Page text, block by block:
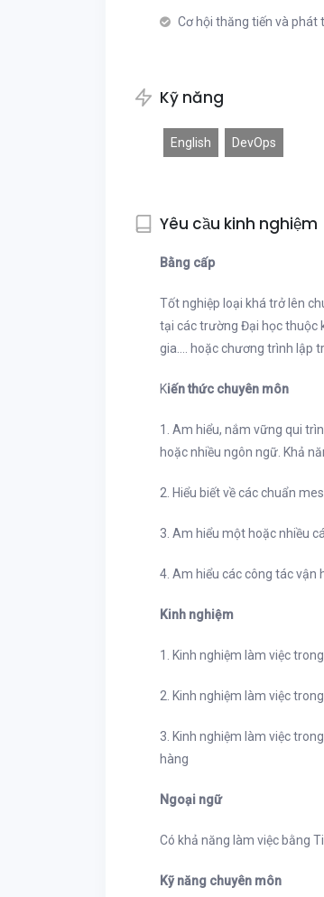
Cơ hội thăng tiến và phát
Kỹ năng
English DevOps
Yêu cầu kinh nghiệm
Bằng cấp
Tốt nghiệp loại khá trở lên
tại các trường Đại học thuộc
gia…. hoặc chương trình lập
Kiến thức chuyên môn
1. Am hiểu, nắm vững qui
hoặc nhiều ngôn ngữ. Khả
2. Hiểu biết về các chuẩn
3. Am hiểu một hoặc nhiều
4. Am hiểu các công tác vận
Kinh nghiệm
1. Kinh nghiệm làm việc
2. Kinh nghiệm làm việc
3. Kinh nghiệm làm việc
hàng
Ngoại ngữ
Có khả năng làm việc bằng
Kỹ năng chuyên môn